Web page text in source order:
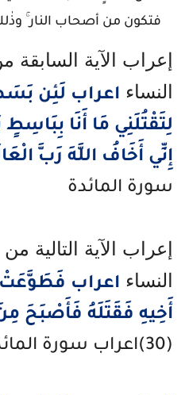
فتكون من أصحاب النار
إعراب الآية
النساء اعراب لَئِن
لِتَقْتُلَنِي مَا أَنَا
إِنِّي أَخَافُ اللَّهَ رَبَّ
سورة المائدة
إعراب الآية التالية
النساء اعراب
أَخِيهِ فَقَتَلَهُ فَأَصْبَحَ
(30)اعراب سورة المائدة